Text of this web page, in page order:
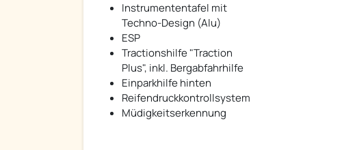
Instrumententafel mit
Techno-Design (Alu)
ESP
Tractionshilfe "Traction
Plus", inkl. Bergabfahrhilfe
Einparkhilfe hinten
Reifendruckkontrollsystem
Müdigkeitserkennung